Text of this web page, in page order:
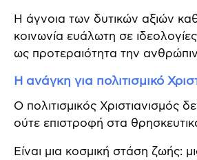
Η άγνοια των δυτικών αξιών
κοινωνία ευάλωτη σε
ως προτεραιότητα την
Η ανάγκη για πολιτισμικό
Ο πολιτισμικός Χριστιανισμός
ούτε επιστροφή στα
Είναι μια κοσμική στάση ζωής: